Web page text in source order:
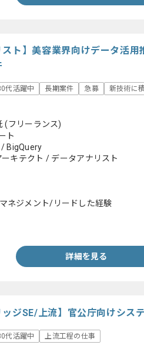
ト】美容業界向けデータ活
代活躍中 長期案件 急募
新技術に
(フリーランス)
ト
BigQuery
キテクト / データアナリスト
ネジメント/リードした経験
詳細を見る
ッジSE/上流】官公庁向けシス
代活躍中 上流工程の仕事